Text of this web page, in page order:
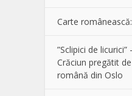
Carte
”Sclipici de
Crăciun pregătit
română din Oslo